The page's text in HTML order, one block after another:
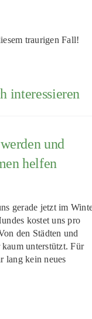
traurigen Fall!
interessieren
und
helfen
gerade jetzt im
kostet uns pro
den Städten und
unterstützt. Für
lang kein neues